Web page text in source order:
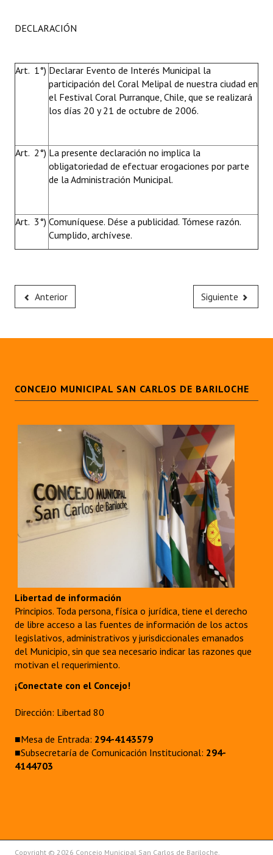
DECLARACIÓN
Art. 1°) Declarar Evento de Interés Municipal la
participación del Coral Melipal de nuestra ciudad en
el Festival Coral Purranque, Chile, que se realizará
los días 20 y 21 de octubre de 2006.
Art. 2°) La presente declaración no implica la
obligatoriedad de efectuar erogaciones por parte
de la Administración Municipal.
Art. 3°) Comuníquese. Dése a publicidad. Tómese razón.
Cumplido, archívese.
Anterior Siguiente
CONCEJO MUNICIPAL SAN CARLOS DE BARILOCHE
Libertad de información
Principios. Toda persona, física o jurídica, tiene el derecho
de libre acceso a las fuentes de información de los actos
legislativos, administrativos y jurisdiccionales emanados
del Municipio, sin que sea necesario indicar las razones que
motivan el requerimiento.
¡Conectate con el Concejo!
Dirección: Libertad 80
■Mesa de Entrada: 294-4143579
■Subsecretaría de Comunicación Institucional: 294-
4144703
Copyright © 2026 Concejo Municipal San Carlos de Bariloche.